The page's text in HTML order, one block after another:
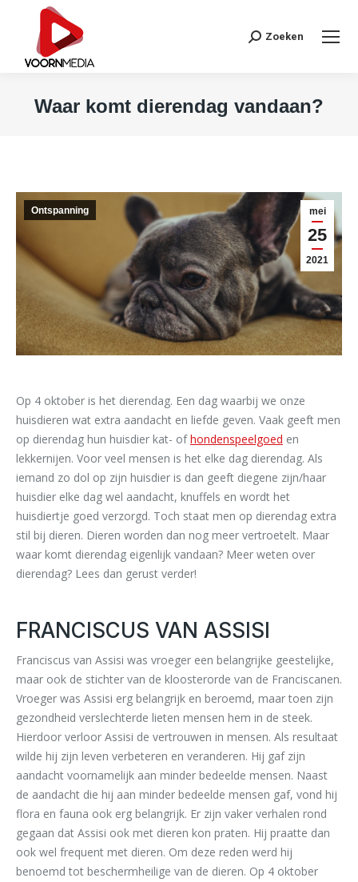
Search:Zoeken
Waar komt dierendag vandaan?
mei
25
2021
Ontspanning
Op 4 oktober is het dierendag. Een dag waarbij we onze
huisdieren wat extra aandacht en liefde geven. Vaak geeft men
op dierendag hun huisdier kat- ofhondenspeelgoed en
lekkernijen. Voor veel mensen is het elke dag dierendag. Als
iemand zo dol op zijn huisdier is dan geeft diegene zijn/haar
huisdier elke dag wel aandacht, knuffels en wordt het
huisdiertje goed verzorgd. Toch staat men op dierendag extra
stil bij dieren. Dieren worden dan nog meer vertroetelt. Maar
waar komt dierendag eigenlijk vandaan? Meer weten over
dierendag? Lees dan gerust verder!
FRANCISCUS VAN ASSISI
Franciscus van Assisi was vroeger een belangrijke geestelijke,
maar ook de stichter van de kloosterorde van de Franciscanen.
Vroeger was Assisi erg belangrijk en beroemd, maar toen zijn
gezondheid verslechterde lieten mensen hem in de steek.
Hierdoor verloor Assisi de vertrouwen in mensen. Als resultaat
wilde hij zijn leven verbeteren en veranderen. Hij gaf zijn
aandacht voornamelijk aan minder bedeelde mensen. Naast
de aandacht die hij aan minder bedeelde mensen gaf, vond hij
flora en fauna ook erg belangrijk. Er zijn vaker verhalen rond
gegaan dat Assisi ook met dieren kon praten. Hij praatte dan
ook wel frequent met dieren. Om deze reden werd hij
benoemd tot beschermheilige van de dieren. Op 4 oktober